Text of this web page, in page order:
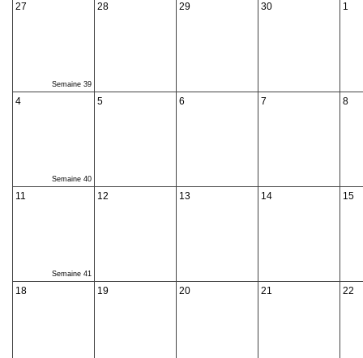
27
Semaine 39
28 29 30 1
4
Semaine 40
5 6 7 8
11
Semaine 41
12 13 14 15
18 19 20 21 22